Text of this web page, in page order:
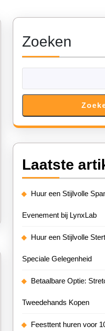
Zoeken
Laatste
Huur een Stijlvolle
Evenement bij LynxLab
Huur een Stijlvolle
Speciale Gelegenheid
Betaalbare Optie:
Tweedehands Kopen
Feesttent huren voor